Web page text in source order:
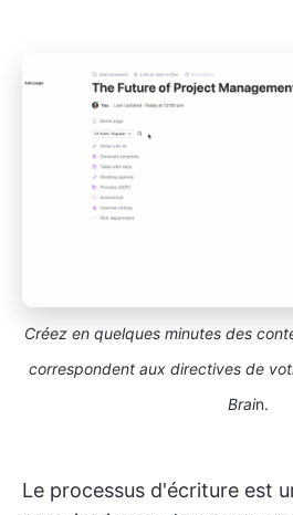
Créez en quelques minutes des
correspondent aux directives de
Brain.
Le processus d'écriture est